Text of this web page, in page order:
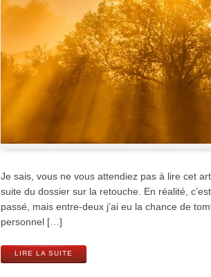
Je sais, vous ne vous attendiez pas à lire cet
suite du dossier sur la retouche. En réalité,
passé, mais entre-deux j’ai eu la chance de
personnel […]
LIRE LA SUITE